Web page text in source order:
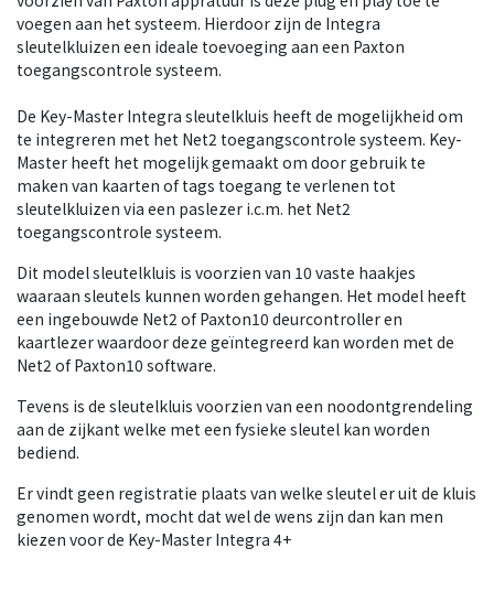
voegen aan het systeem. Hierdoor zijn de Integra
sleutelkluizen een ideale toevoeging aan een Paxton
toegangscontrole systeem.
De Key-Master Integra sleutelkluis heeft de mogelijkheid om
te integreren met het Net2 toegangscontrole systeem. Key-
Master heeft het mogelijk gemaakt om door gebruik te
maken van kaarten of tags toegang te verlenen tot
sleutelkluizen via een paslezer i.c.m. het Net2
toegangscontrole systeem.
Dit model sleutelkluis is voorzien van 10 vaste haakjes
waaraan sleutels kunnen worden gehangen. Het model heeft
een ingebouwde Net2 of Paxton10 deurcontroller en
kaartlezer waardoor deze geïntegreerd kan worden met de
Net2 of Paxton10 software.
Tevens is de sleutelkluis voorzien van een noodontgrendeling
aan de zijkant welke met een fysieke sleutel kan worden
bediend.
Er vindt geen registratie plaats van welke sleutel er uit de kluis
genomen wordt, mocht dat wel de wens zijn dan kan men
kiezen voor de Key-Master Integra 4+